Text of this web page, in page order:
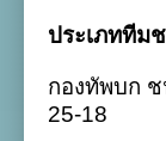
ประเภททีม
กองทัพบก
25-18